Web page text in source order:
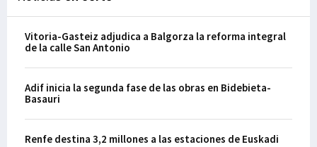
Vitoria-Gasteiz adjudica a Balgorza la reforma integral
de la calle San Antonio
Adif inicia la segunda fase de las obras en Bidebieta-
Basauri
Renfe destina 3,2 millones a las estaciones de Euskadi